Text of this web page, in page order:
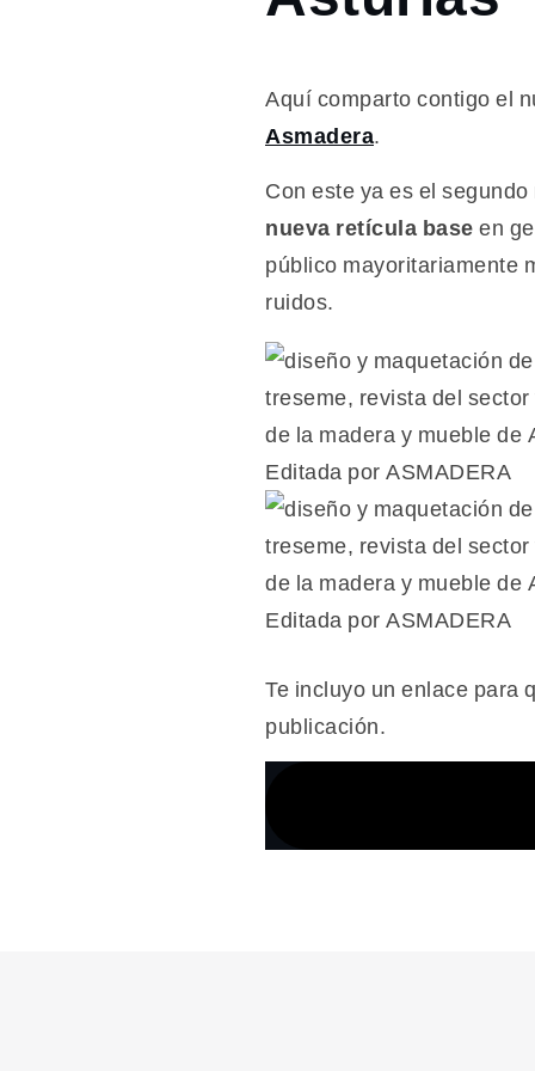
forestal,
de la
madera
mueble
en
Asturias
Aquí comparto contigo el
Asmadera.
Con este ya es el
nueva retícula base en
público mayoritariamente
ruidos.
Te incluyo un enlace para
publicación.